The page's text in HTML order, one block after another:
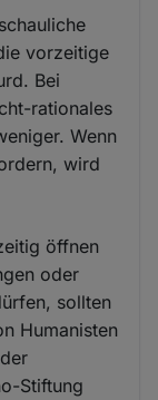
vorzeitige
Bei
rationales
Wenn
wird
öffnen
oder
sollten
Humanisten
Stiftung